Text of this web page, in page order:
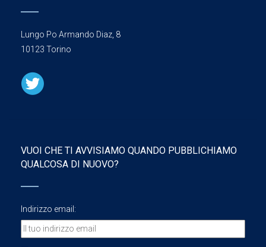
Lungo Po Armando Diaz, 8
10123 Torino
VUOI CHE TI AVVISIAMO QUANDO PUBBLICHIAMO
QUALCOSA DI NUOVO?
Indirizzo email: